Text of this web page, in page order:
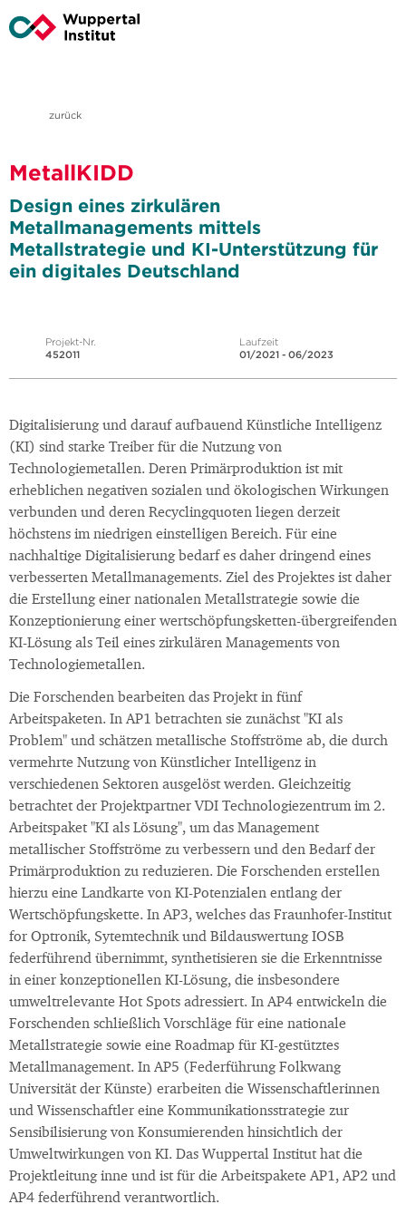
zurück
MetallKIDD
Design eines zirkulären
Metallmanagements mittels
Metallstrategie und KI-Unterstützung für
ein digitales Deutschland
Projekt-Nr.
452011
Laufzeit
01/2021 - 06/2023
Digitalisierung und darauf aufbauend Künstliche Intelligenz
(KI) sind starke Treiber für die Nutzung von
Technologiemetallen. Deren Primärproduktion ist mit
erheblichen negativen sozialen und ökologischen Wirkungen
verbunden und deren Recyclingquoten liegen derzeit
höchstens im niedrigen einstelligen Bereich. Für eine
nachhaltige Digitalisierung bedarf es daher dringend eines
verbesserten Metallmanagements. Ziel des Projektes ist daher
die Erstellung einer nationalen Metallstrategie sowie die
Konzeptionierung einer wertschöpfungsketten-übergreifenden
KI-Lösung als Teil eines zirkulären Managements von
Technologiemetallen.
Die Forschenden bearbeiten das Projekt in fünf
Arbeitspaketen. In AP1 betrachten sie zunächst "KI als
Problem" und schätzen metallische Stoffströme ab, die durch
vermehrte Nutzung von Künstlicher Intelligenz in
verschiedenen Sektoren ausgelöst werden. Gleichzeitig
betrachtet der Projektpartner VDI Technologiezentrum im 2.
Arbeitspaket "KI als Lösung", um das Management
metallischer Stoffströme zu verbessern und den Bedarf der
Primärproduktion zu reduzieren. Die Forschenden erstellen
hierzu eine Landkarte von KI-Potenzialen entlang der
Wertschöpfungskette. In AP3, welches das Fraunhofer-Institut
for Optronik, Sytemtechnik und Bildauswertung IOSB
federführend übernimmt, synthetisieren sie die Erkenntnisse
in einer konzeptionellen KI-Lösung, die insbesondere
umweltrelevante Hot Spots adressiert. In AP4 entwickeln die
Forschenden schließlich Vorschläge für eine nationale
Metallstrategie sowie eine Roadmap für KI-gestütztes
Metallmanagement. In AP5 (Federführung Folkwang
Universität der Künste) erarbeiten die Wissenschaftlerinnen
und Wissenschaftler eine Kommunikationsstrategie zur
Sensibilisierung von Konsumierenden hinsichtlich der
Umweltwirkungen von KI. Das Wuppertal Institut hat die
Projektleitung inne und ist für die Arbeitspakete AP1, AP2 und
AP4 federführend verantwortlich.